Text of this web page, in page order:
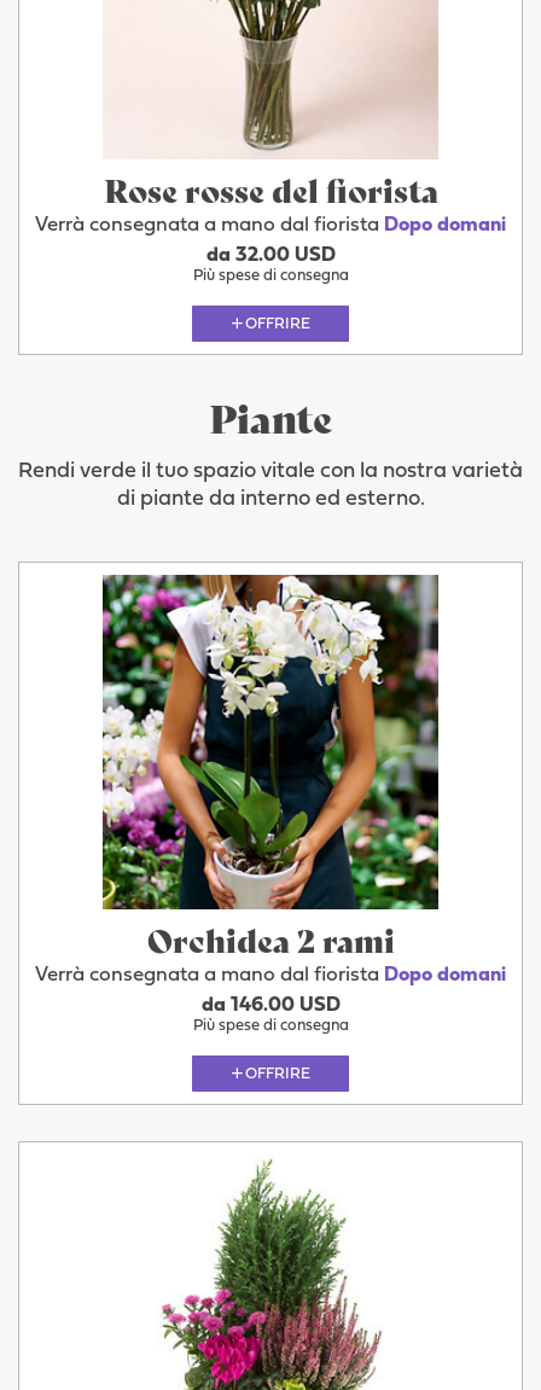
Rose rosse del fiorista
Verrà consegnata a mano dal fiorista Dopo domani
da 32.00 USD
Più spese di consegna
OFFRIRE
Piante
Rendi verde il tuo spazio vitale con la nostra varietà
di piante da interno ed esterno.
Orchidea 2 rami
Verrà consegnata a mano dal fiorista Dopo domani
da 146.00 USD
Più spese di consegna
OFFRIRE